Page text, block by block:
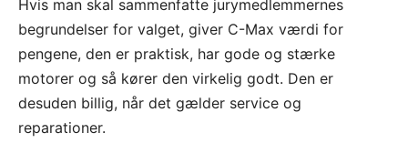
Hvis man skal sammenfatte jurymedlemmernes
begrundelser for valget, giver C-Max værdi for
pengene, den er praktisk, har gode og stærke
motorer og så kører den virkelig godt. Den er
desuden billig, når det gælder service og
reparationer.